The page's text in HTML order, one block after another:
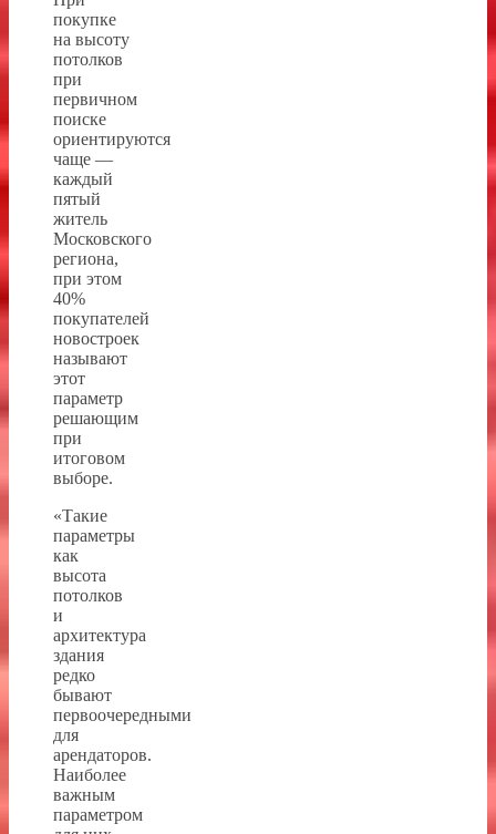
покупке
на высоту
потолков
при
первичном
поиске
ориентируются
чаще —
каждый
пятый
житель
Московского
региона,
при этом
40%
покупателей
новостроек
называют
этот
параметр
решающим
при
итоговом
выборе.
«Такие
параметры
как
высота
потолков
и
архитектура
здания
редко
бывают
первоочередными
для
арендаторов.
Наиболее
важным
параметром